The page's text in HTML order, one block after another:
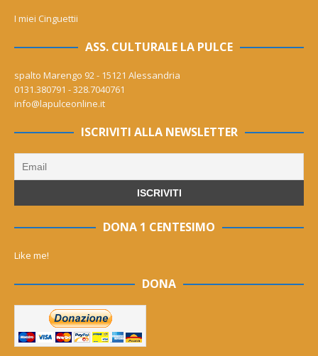
I miei Cinguettii
ASS. CULTURALE LA PULCE
spalto Marengo 92 - 15121 Alessandria
0131.380791 - 328.7040761
info@lapulceonline.it
ISCRIVITI ALLA NEWSLETTER
DONA 1 CENTESIMO
Like me!
DONA